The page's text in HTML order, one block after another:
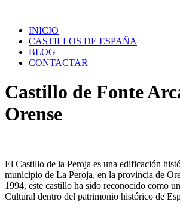
contenidoINICIO
CASTILLOS DE ESPAÑA
BLOG
CONTACTAR
Castillo de Fonte
Orense
El Castillo de la Peroja es una edificación
municipio de La Peroja, en la provincia de
1994, este castillo ha sido reconocido como
Cultural dentro del patrimonio histórico de